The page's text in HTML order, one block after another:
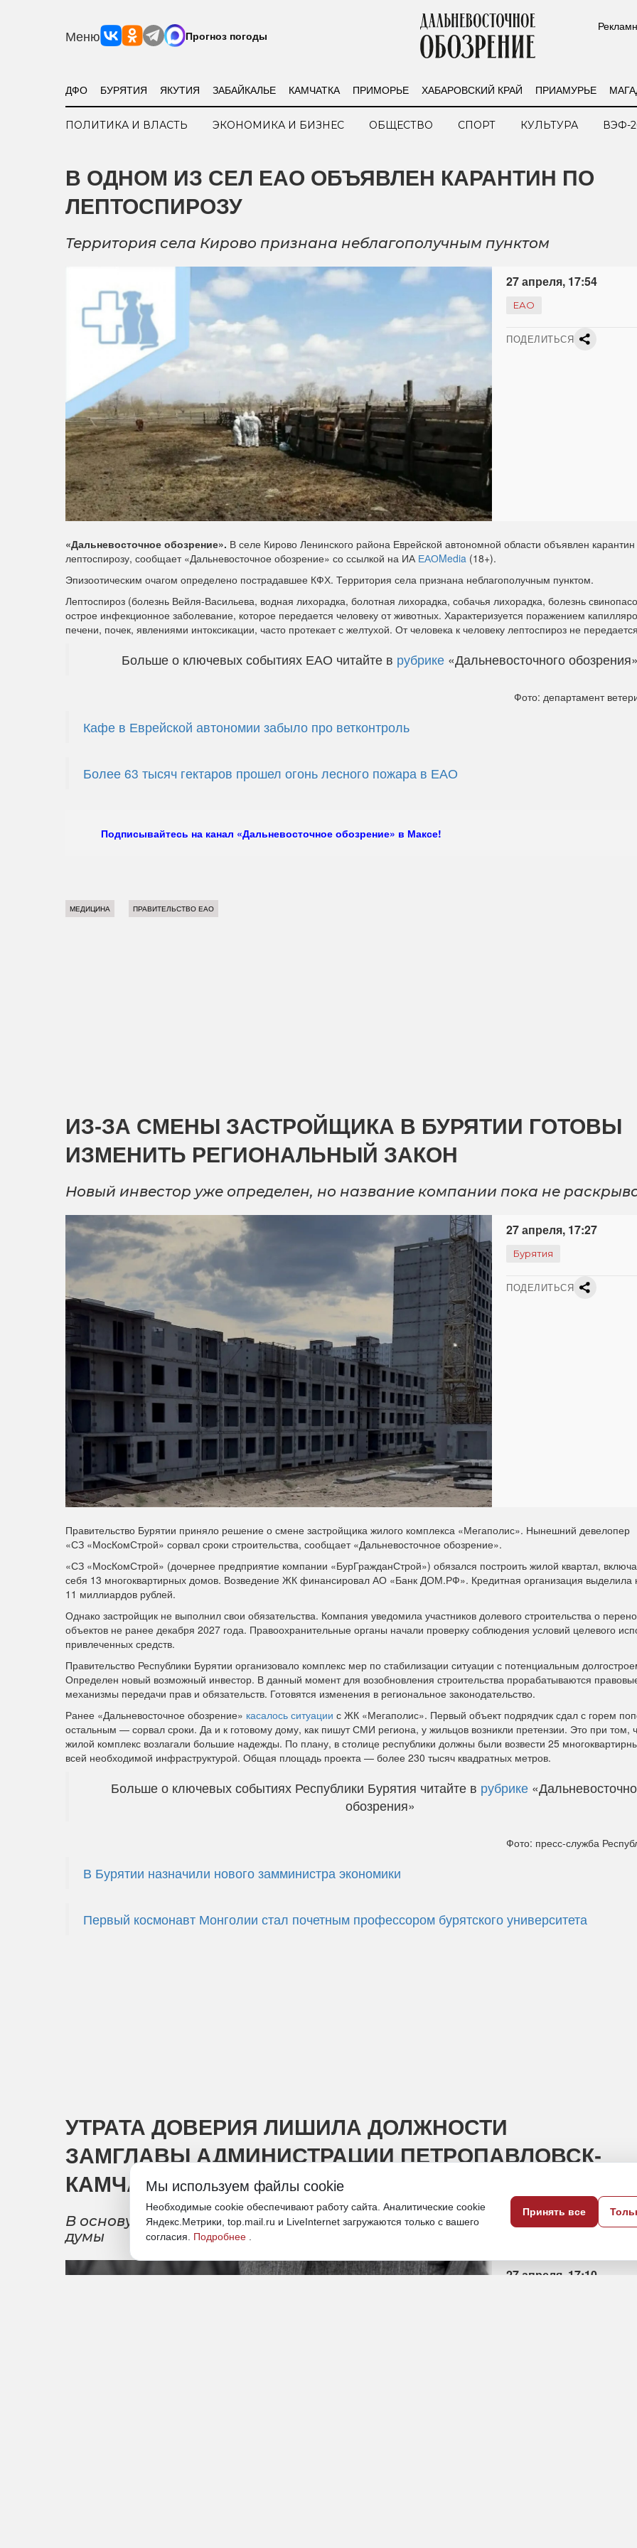
Меню Прогноз погоды
ДФО БУРЯТИЯ ЯКУТИЯ ЗАБАЙКАЛЬЕ КАМЧАТКА ПРИМОРЬЕ ХАБАРОВСКИЙ КРАЙ ПРИАМУРЬЕ
ПОЛИТИКА И ВЛАСТЬ ЭКОНОМИКА И БИЗНЕС ОБЩЕСТВО СПОРТ КУЛЬТУРА ВЭФ-
В ОДНОМ ИЗ СЕЛ ЕАО ОБЪЯВЛЕН КАРАНТИН ПО
ЛЕПТОСПИРОЗУ
Территория села Кирово признана неблагополучным пунктом
27 апреля, 17:54
ЕАО
ПОДЕЛИТЬСЯ
«Дальневосточное обозрение». В селе Кирово Ленинского района Еврейской автономной области объявлен
лептоспирозу, сообщает «Дальневосточное обозрение» со ссылкой на ИА ЕАОMedia (18+).
Эпизоотическим очагом определено пострадавшее КФХ. Территория села признана неблагополучным пунктом.
Лептоспироз (болезнь Вейля-Васильева, водная лихорадка, болотная лихорадка, собачья лихорадка, болезнь
острое инфекционное заболевание, которое передается человеку от животных. Характеризуется поражением
печени, почек, явлениями интоксикации, часто протекает с желтухой. От человека к человеку лептоспироз не
Больше о ключевых событиях ЕАО читайте в рубрике «Дальневосточного обозрения»
Фото: департамент
Кафе в Еврейской автономии забыло про ветконтроль
Более 63 тысяч гектаров прошел огонь лесного пожара в ЕАО
Подписывайтесь на канал «Дальневосточное обозрение» в Максе!
МЕДИЦИНА ПРАВИТЕЛЬСТВО ЕАО
ИЗ-ЗА СМЕНЫ ЗАСТРОЙЩИКА В БУРЯТИИ ГОТОВЫ
ИЗМЕНИТЬ РЕГИОНАЛЬНЫЙ ЗАКОН
Новый инвестор уже определен, но название компании пока не
27 апреля, 17:27
Бурятия
ПОДЕЛИТЬСЯ
Правительство Бурятии приняло решение о смене застройщика жилого комплекса «Мегаполис». Нынешний девелопер
«СЗ «МосКомСтрой» сорвал сроки строительства, сообщает «Дальневосточное обозрение».
«СЗ «МосКомСтрой» (дочернее предприятие компании «БурГражданСтрой») обязался построить жилой квартал,
себя 13 многоквартирных домов. Возведение ЖК финансировал АО «Банк ДОМ.РФ». Кредитная организация выделила
11 миллиардов рублей.
Однако застройщик не выполнил свои обязательства. Компания уведомила участников долевого строительства о
объектов не ранее декабря 2027 года. Правоохранительные органы начали проверку соблюдения условий целевого
привлеченных средств.
Правительство Республики Бурятии организовало комплекс мер по стабилизации ситуации с потенциальным
Определен новый возможный инвестор. В данный момент для возобновления строительства прорабатываются
механизмы передачи прав и обязательств. Готовятся изменения в региональное законодательство.
Ранее «Дальневосточное обозрение» касалось ситуации с ЖК «Мегаполис». Первый объект подрядчик сдал с горем
остальным — сорвал сроки. Да и к готовому дому, как пишут СМИ региона, у жильцов возникли претензии. Это при том,
жилой комплекс возлагали большие надежды. По плану, в столице республики должны были возвести 25
всей необходимой инфраструктурой. Общая площадь проекта — более 230 тысяч квадратных метров.
Больше о ключевых событиях Республики Бурятия читайте в рубрике
обозрения»
Фото: пресс-служба
В Бурятии назначили нового замминистра экономики
Первый космонавт Монголии стал почетным профессором бурятского университета
УТРАТА ДОВЕРИЯ ЛИШИЛА ДОЛЖНОСТИ
ЗАМГЛАВЫ АДМИНИСТРАЦИИ ПЕТРОПАВЛОВСК-
КАМЧАТСКОГО
В основу решения легла незаконная договоренность с экс-замглавы
думы
27 апреля, 17:10
Мы используем файлы cookie
Необходимые cookie обеспечивают работу сайта. Аналитические cookie
Яндекс.Метрики, top.mail.ru и LiveInternet загружаются только с вашего
согласия. Подробнее
Принять все